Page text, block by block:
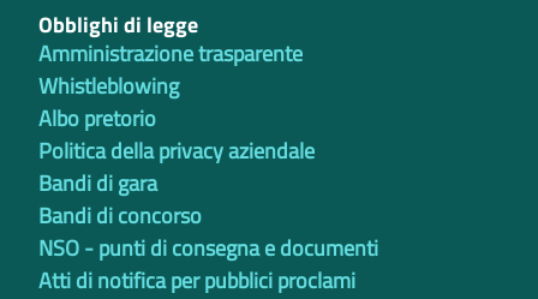
Obblighi di legge
Amministrazione trasparente
Whistleblowing
Albo pretorio
Politica della privacy aziendale
Bandi di gara
Bandi di concorso
NSO - punti di consegna e documenti
Atti di notifica per pubblici proclami